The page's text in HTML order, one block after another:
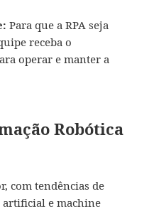
Para que a RPA seja
receba o
operar e manter a
Robótica
com tendências de
artificial e machine